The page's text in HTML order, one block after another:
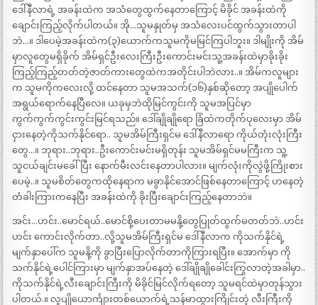
ဒေါ်နီလာရဲ့ အခန်းထဲက အသံတွေထွက်နေတာကြောင့် မိခိုင် အခန်းထဲကို
ချောင်းကြည့်လိုက်ပါတယ်။ အို…သူမနှုတ်မှ အသံလေးပင်ထွက်သွားတာပါ
ဘဲ…။ ဒါပေမဲ့အခန်းထဲက(၃)ယောက်ကသူမကိုမမြင်ကြပါဘူး။ ဒါမျိုးကို အိမ်
မှာလူတွေမရှိခိုက် အိမ်ရှင်ဦးလေးကြီးဦးကောင်းမင်းသူ့အခန်းထဲမှာခိုးခိုး
ကြည့်ကြည့်တတ်တဲ့ဇာတ်ကားတွေထဲကအတိုင်းပါဘဲလား..။ အိမ်ကလူများ
က သူမကိုကလေးလို့ ထင်နေတာ သူမအသက်(၁၆)နှစ်ဆိုတော့ အပျိုပေါက်
အရွယ်ရောက်နေပြီလေ။ ယခုမှဘဲထိုမြင်ကွင်းကို သူမအပြင်မှာ
ကွက်ကွက်ကွင်းကွင်းမြင်ရသည်။ ဒေါ်ချိုချိုရော ခြံထဲကတိုက်ပုလေးမှာ အိမ်
ငှားနေတဲ့ကိုသက်နိုင်ရော.. သူမအိမ်ကြီးရှင်မ ဒေါ်နီလာရော ကိုယ်တုံးလုံးကြီး
တွေ…။ ဘုရား..ဘုရား..ဦးကောင်းမင်းမရှိတုန်း သူမအိမ်ရှင်မမကြီးက သူ့
သူငယ်ချင်းမခေါ်ပြီး နောက်မီးလင်းနေတာပါလား။ မျက်လုံးကိုလွဲဖို့ကြိုးစား
ပေမဲ့..။ သူမစိတ်တွေကထိုနေရာက မခွာနိုင်အောင်ဖြစ်နေတာကြောင့် ဟနေတဲ့
တံခါးကြားကနေပြီး အခန်းထဲကို ခိုးပြီးချောင်းကြည့်နေတာဘဲ။
အင်း…ဟင်း..မောင်ရယ်..မောင်စို့ပေးတာမမနို့တွေပြုတ်ထွက်မတတ်ဘဲ..ဟင်း
ဟင်း ကောင်းလိုက်တာ..လို့သူမအိမ်ကြီးရှင်မ ဒေါ်နီလာက ကိုသက်နိုင်ရဲ့
မျက်နှာပေါ်က သူမနို့ကို ခွာပြီးပြောလိုက်တာကိုကြားရပြီး။ အောက်မှာ ကို
သက်နိုင်ရဲ့ပေါင်ကြားမှာ မျက်နှာအပ်နေတဲ့ ဒေါ်ချိုချိုခေါင်းကြွလာတဲ့အခါမှာ..
ကိုသက်နိုင်ရဲ့လီးချောင်းကြီးကို မိခိုင်မြင်လိုက်ရတော့ သူမရင်ထဲမှာတုန်သွား
ပါတယ်.။ လူပျိုယောင်္ကျားတစ်ယောက်ရဲ့သန်မာထွားကြိုင်းတဲ့ လီးကြီးကို